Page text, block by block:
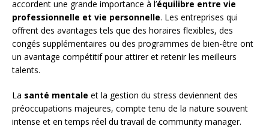
accordent une grande importance à l’équilibre entre vie
professionnelle et vie personnelle. Les entreprises qui
offrent des avantages tels que des horaires flexibles, des
congés supplémentaires ou des programmes de bien-être ont
un avantage compétitif pour attirer et retenir les meilleurs
talents.
La santé mentale et la gestion du stress deviennent des
préoccupations majeures, compte tenu de la nature souvent
intense et en temps réel du travail de community manager.